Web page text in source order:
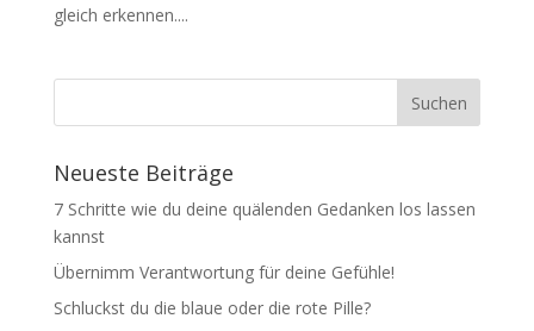
gleich erkennen....
Neueste Beiträge
7 Schritte wie du deine quälenden Gedanken los lassen
kannst
Übernimm Verantwortung für deine Gefühle!
Schluckst du die blaue oder die rote Pille?